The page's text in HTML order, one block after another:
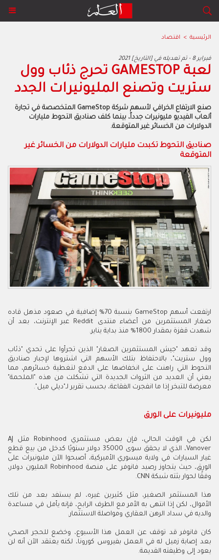
الرئيسية > اقتصاد
2021 فبراير 8 - تم تعديله في [التاريخ]
لعبة GAMESTOP تحرج ذئاب وول
ستريت وتصنع المليونيرات الجدد
صنع الارتفاع الخرافي لأسهم شركة GameStop المتخصصة في تجارة
ألعاب الفيديو مليونيرات جدداً، بينما كلف صناديق التحوط مليارات
الدولارات من الخسائر غير المتوقعة.
صناديق التحوط تكبدت مليارات الدولارات من الخسائر غير
المتوقعة
ارتفعت أسهم GameStop بنسبة 70% إضافية في صعود مذهل قاده
صغار المستثمرين من أعضاء منتدى Reddit عبر الإنترنت، بعد أن
شهدت قفزة بمقدار 1800% منذ بداية يناير.
وقد تعهد "جيش المستثمرين الصغار" الذين تجرأوا على تحدي "ذئاب
وول ستريت"، بالاحتفاظ بتلك الأسهم التي اشتروها لإجبار صناديق
التحوط التي راهنت على انخفاضها على الدفع لتغطية خسائرهم، مما
يعني أن العديد من الثروات الجديدة التي تشكلت من هذه "الملحمة"
معرضة للتبخر إذا ما انفجرت الفقاعة، بحسب تقرير لـ"ديلي ميل".
مليونيرات على الورق
لكن في الوقت الحالي، فإن بعض مستثمري Robinhood مثل AJ
Vanover، الذي لا يحقق سوى 35000 دولار سنويًا كدخل من بيع قطع
غيار السيارات في ولاية ميسوري الأميركية، أصبحوا الآن مليونيرات على
الورق، حيث يتجاوز رصيد فانوفر على منصة Robinhood المليون دولار،
وفقًا لحوار بثته شبكة CNN.
هذا المستثمر الصغير، مثل كثيرين غيره، لم يستفد بعد من تلك
الأموال، لكن إذا انتهى به الأمر مع الطرف الرابح، فإنه يأمل في مساعدة
والديه في سداد الرهن العقاري ومواصلة الاستثمار.
كان فانوفر قد توقف عن العمل هذا الأسبوع، وخضع للحجر الصحي
بعد إصابة زميل له في العمل بفيروس كورونا، لكنه يعتقد الآن أنه لن
يعود إلى وظيفته القديمة.